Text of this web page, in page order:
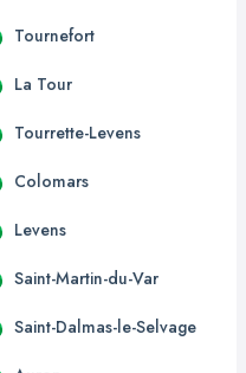
Tournefort
La Tour
Tourrette-Levens
Colomars
Levens
Saint-Martin-du-Var
Saint-Dalmas-le-Selvage